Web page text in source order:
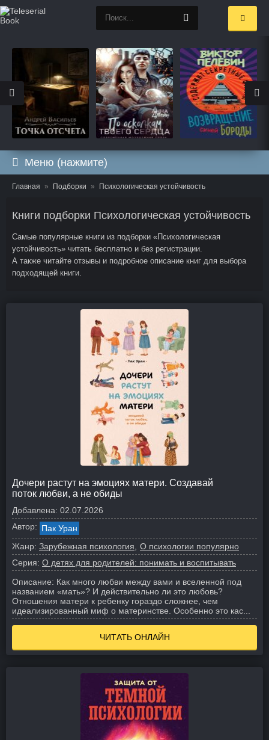
Меню (нажмите)
Главная Подборки Психологическая устойчивость
Книги подборки Психологическая устойчивость
Самые популярные книги из подборки «Психологическая
устойчивость» читать бесплатно и без регистрации.
А также читайте отзывы и подробное описание книг для выбора
подходящей книги.
Дочери растут на эмоциях матери. Создавай
поток любви, а не обиды
Добавлена: 02.07.2026
Автор: Пак Уран
Жанр: Зарубежная психология
О психологии популярно
Серия: О детях для родителей: понимать и воспитывать
Описание: Как много любви между вами и вселенной под
названием «мать»? И действительно ли это любовь?
Отношения матери к ребенку гораздо сложнее, чем
идеализированный миф о материнстве. Особенно это кас...
ЧИТАТЬ ОНЛАЙН